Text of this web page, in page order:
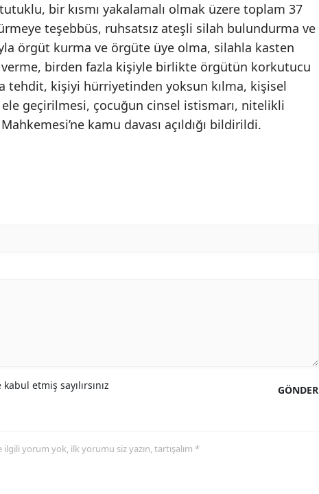
bir kısmı yakalamalı olmak üzere toplam 37
teşebbüs, ruhsatsız ateşli silah bulundurma ve
örgüt kurma ve örgüte üye olma, silahla kasten
birden fazla kişiyle birlikte örgütün korkutucu
tehdit, kişiyi hürriyetinden yoksun kılma, kişisel
geçirilmesi, çocuğun cinsel istismarı, nitelikli
kamu davası açıldığı bildirildi.
GÖNDER
etmiş sayılırsınız
ilgili yorum yok, ilk yorumu siz yazın, tartışalım *